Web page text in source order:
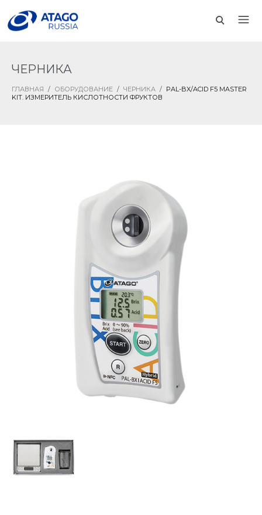
ЧЕРНИКА
ГЛАВНАЯ / ОБОРУДОВАНИЕ / ЧЕРНИКА / PAL-BX/ACID F5 MASTER
KIT. ИЗМЕРИТЕЛЬ КИСЛОТНОСТИ ФРУКТОВ